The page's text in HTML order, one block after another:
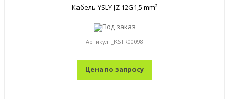
Кабель YSLY-JZ 12G1,5 mm²
Под заказ
Артикул: _KSTR00098
Цена по запросу